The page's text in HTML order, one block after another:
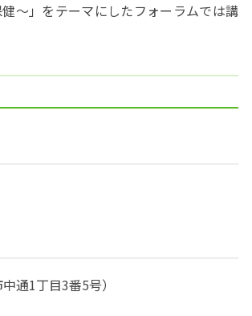
～」をテーマにしたフォーラムでは講
通1丁目3番5号）